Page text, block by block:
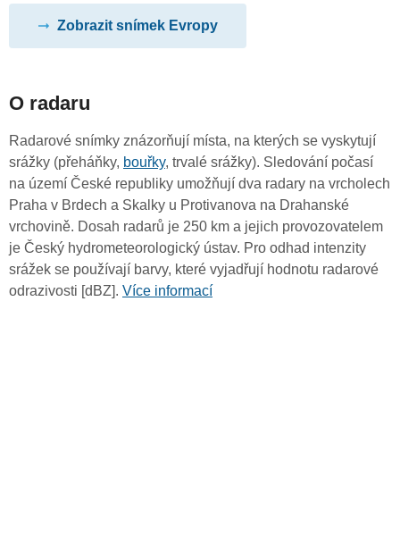
Zobrazit snímek Evropy
O radaru
Radarové snímky znázorňují místa, na kterých se vyskytují
srážky (přeháňky, bouřky, trvalé srážky). Sledování počasí
na území České republiky umožňují dva radary na vrcholech
Praha v Brdech a Skalky u Protivanova na Drahanské
vrchovině. Dosah radarů je 250 km a jejich provozovatelem
je Český hydrometeorologický ústav. Pro odhad intenzity
srážek se používají barvy, které vyjadřují hodnotu radarové
odrazivosti [dBZ]. Více informací